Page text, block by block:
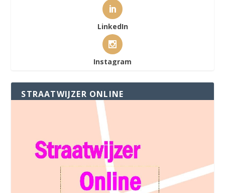
LinkedIn
Instagram
STRAATWIJZER ONLINE